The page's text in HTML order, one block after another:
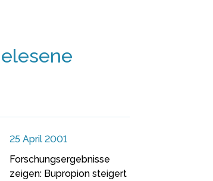
25 April 2001
Forschungsergebnisse
zeigen: Bupropion steigert